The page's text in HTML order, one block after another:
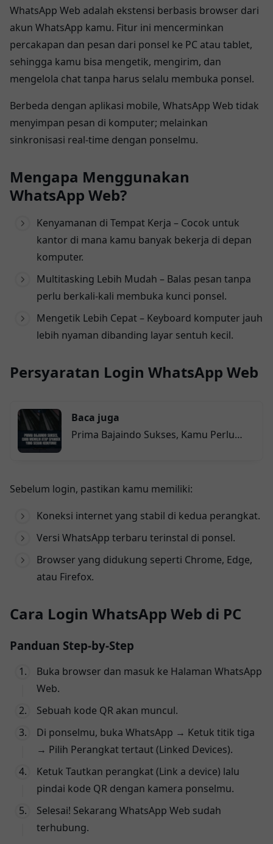
WhatsApp Web adalah ekstensi berbasis browser dari
akun WhatsApp kamu. Fitur ini mencerminkan
percakapan dan pesan dari ponsel ke PC atau tablet,
sehingga kamu bisa mengetik, mengirim, dan
mengelola chat tanpa harus selalu membuka ponsel.
Berbeda dengan aplikasi mobile, WhatsApp Web tidak
menyimpan pesan di komputer; melainkan
sinkronisasi real-time dengan ponselmu.
Mengapa Menggunakan
WhatsApp Web?
Kenyamanan di Tempat Kerja – Cocok untuk
kantor di mana kamu banyak bekerja di depan
komputer.
Multitasking Lebih Mudah – Balas pesan tanpa
perlu berkali-kali membuka kunci ponsel.
Mengetik Lebih Cepat – Keyboard komputer jauh
lebih nyaman dibanding layar sentuh kecil.
Persyaratan Login WhatsApp Web
Baca juga
Prima Bajaindo Sukses, Kamu Perlu
Sebelum login, pastikan kamu memiliki:
Koneksi internet yang stabil di kedua perangkat.
Versi WhatsApp terbaru terinstal di ponsel.
Browser yang didukung seperti Chrome, Edge,
atau Firefox.
Cara Login WhatsApp Web di PC
Panduan Step-by-Step
Buka browser dan masuk ke Halaman WhatsApp
Web.
Sebuah kode QR akan muncul.
Di ponselmu, buka WhatsApp → Ketuk titik tiga
→ Pilih Perangkat tertaut (Linked Devices).
Ketuk Tautkan perangkat (Link a device) lalu
pindai kode QR dengan kamera ponselmu.
Selesai! Sekarang WhatsApp Web sudah
terhubung.